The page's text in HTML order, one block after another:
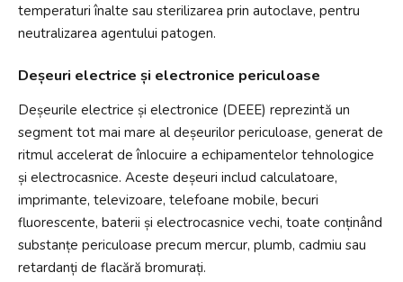
temperaturi înalte sau sterilizarea prin autoclave, pentru
neutralizarea agentului patogen.
Deșeuri electrice și electronice periculoase
Deșeurile electrice și electronice (DEEE) reprezintă un
segment tot mai mare al deșeurilor periculoase, generat de
ritmul accelerat de înlocuire a echipamentelor tehnologice
și electrocasnice. Aceste deșeuri includ calculatoare,
imprimante, televizoare, telefoane mobile, becuri
fluorescente, baterii și electrocasnice vechi, toate conținând
substanțe periculoase precum mercur, plumb, cadmiu sau
retardanți de flacără bromurați.